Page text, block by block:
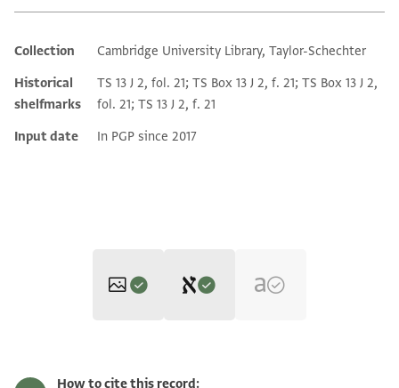
Additional metadata
Collection
Cambridge University Library, Taylor-Schechter
Historical
shelfmarks
TS 13 J 2, fol. 21; TS Box 13 J 2, f. 21; TS Box 13 J 2,
fol. 21; TS 13 J 2, f. 21
Input date
In PGP since 2017
S. D. Goitein's unpublished edition (1950–85).
How to cite this record: